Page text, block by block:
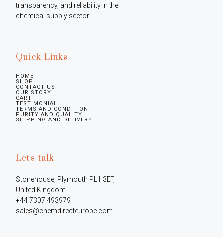
transparency, and reliability in the
chemical supply sector
Quick Links
HOME
SHOP
CONTACT US
OUR STORY
CART
TESTIMONIAL
TERMS AND CONDITION
PURITY AND QUALITY
SHIPPING AND DELIVERY
Let's talk
Stonehouse, Plymouth PL1 3EF,
United Kingdom
+44 7307 493979
sales@chemdirecteurope.com